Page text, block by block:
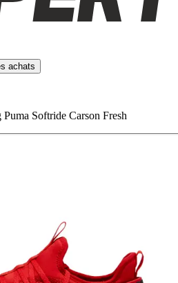
achats
Puma Softride Carson Fresh